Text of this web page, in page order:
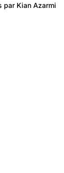
par Kian Azarmi